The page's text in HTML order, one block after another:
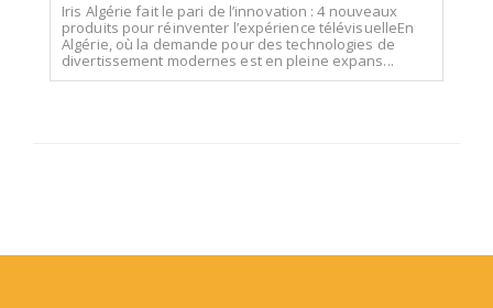
Iris Algérie fait le pari de l’innovation : 4 nouveaux
produits pour réinventer l’expérience télévisuelleEn
Algérie, où la demande pour des technologies de
divertissement modernes est en pleine expans...